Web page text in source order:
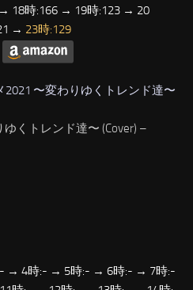
18時:166 → 19時:123 → 20
→ 23時:129
2021 〜変わりゆくトレンド達〜
くトレンド達〜 (Cover) –
→ 4時:- → 5時:- → 6時:- → 7時:-